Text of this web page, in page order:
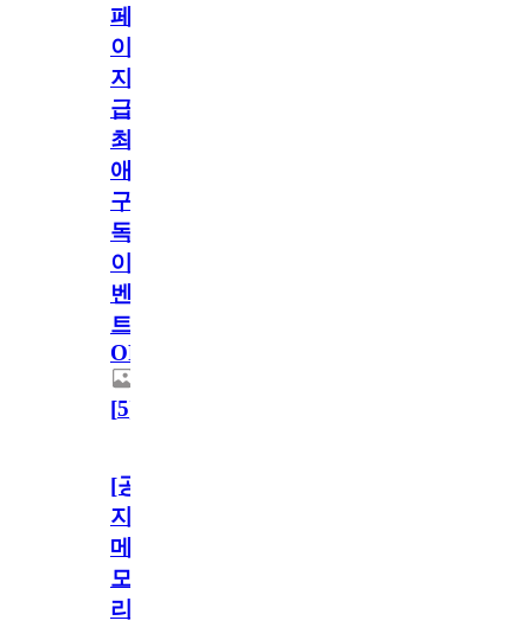
페
이
지
급!
최
애
구
독
이
벤
트
OPEN!
[5]
[공
지]
메
모
리